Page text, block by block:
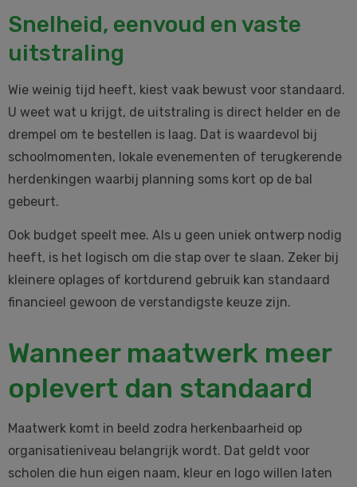
Snelheid, eenvoud en vaste
uitstraling
Wie weinig tijd heeft, kiest vaak bewust voor standaard.
U weet wat u krijgt, de uitstraling is direct helder en de
drempel om te bestellen is laag. Dat is waardevol bij
schoolmomenten, lokale evenementen of terugkerende
herdenkingen waarbij planning soms kort op de bal
gebeurt.
Ook budget speelt mee. Als u geen uniek ontwerp nodig
heeft, is het logisch om die stap over te slaan. Zeker bij
kleinere oplages of kortdurend gebruik kan standaard
financieel gewoon de verstandigste keuze zijn.
Wanneer maatwerk meer
oplevert dan standaard
Maatwerk komt in beeld zodra herkenbaarheid op
organisatieniveau belangrijk wordt. Dat geldt voor
scholen die hun eigen naam, kleur en logo willen laten